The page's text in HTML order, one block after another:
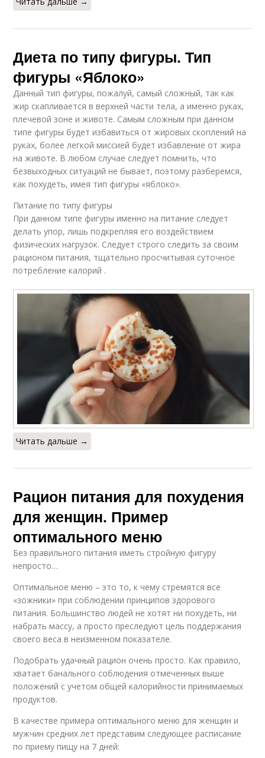
Диета по типу фигуры. Тип
фигуры «Яблоко»
Данный тип фигуры, пожалуй, самый сложный, так как
жир скапливается в верхней части тела, а именно руках,
плечевой зоне и животе. Самым сложным при данном
типе фигуры будет избавиться от жировых скоплений на
руках, более легкой миссией будет избавление от жира
на животе. В любом случае следует помнить, что
безвыходных ситуаций не бывает, поэтому разберемся,
как похудеть, имея тип фигуры «яблоко».
Питание по типу фигуры
При данном типе фигуры именно на питание следует
делать упор, лишь подкрепляя его воздействием
физических нагрузок. Следует строго следить за своим
рационом питания, тщательно просчитывая суточное
потребление калорий .
Читать дальше →
Рацион питания для похудения
для женщин. Пример
оптимального меню
Без правильного питания иметь стройную фигуру
непросто…
Оптимальное меню – это то, к чему стремятся все
«зожники» при соблюдении принципов здорового
питания. Большинство людей не хотят ни похудеть, ни
набрать массу, а просто преследуют цель поддержания
своего веса в неизменном показателе.
Подобрать удачный рацион очень просто. Как правило,
хватает банального соблюдения отмеченных выше
положений с учетом общей калорийности принимаемых
продуктов.
В качестве примера оптимального меню для женщин и
мужчин средних лет представим следующее расписание
по приему пищу на 7 дней: